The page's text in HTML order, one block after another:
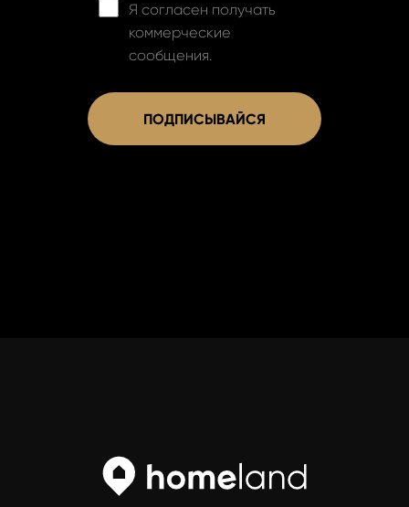
Я согласен получать
коммерческие
сообщения.
ПОДПИСЫВАЙСЯ